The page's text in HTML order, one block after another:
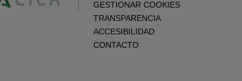
GESTIONAR COOKIES
TRANSPARENCIA
ACCESIBILIDAD
CONTACTO